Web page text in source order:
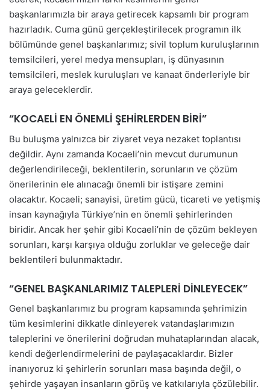
başkanlarımızla bir araya getirecek kapsamlı bir program
hazırladık. Cuma günü gerçekleştirilecek programın ilk
bölümünde genel başkanlarımız; sivil toplum kuruluşlarının
temsilcileri, yerel medya mensupları, iş dünyasının
temsilcileri, meslek kuruluşları ve kanaat önderleriyle bir
araya geleceklerdir.
“KOCAELİ EN ÖNEMLİ ŞEHİRLERDEN BİRİ”
Bu buluşma yalnızca bir ziyaret veya nezaket toplantısı
değildir. Aynı zamanda Kocaeli’nin mevcut durumunun
değerlendirileceği, beklentilerin, sorunların ve çözüm
önerilerinin ele alınacağı önemli bir istişare zemini
olacaktır. Kocaeli; sanayisi, üretim gücü, ticareti ve yetişmiş
insan kaynağıyla Türkiye’nin en önemli şehirlerinden
biridir. Ancak her şehir gibi Kocaeli’nin de çözüm bekleyen
sorunları, karşı karşıya olduğu zorluklar ve geleceğe dair
beklentileri bulunmaktadır.
“GENEL BAŞKANLARIMIZ TALEPLERİ DİNLEYECEK”
Genel başkanlarımız bu program kapsamında şehrimizin
tüm kesimlerini dikkatle dinleyerek vatandaşlarımızın
taleplerini ve önerilerini doğrudan muhataplarından alacak,
kendi değerlendirmelerini de paylaşacaklardır. Bizler
inanıyoruz ki şehirlerin sorunları masa başında değil, o
şehirde yaşayan insanların görüş ve katkılarıyla çözülebilir.